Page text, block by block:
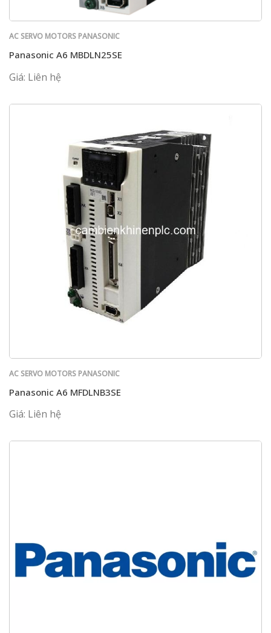
AC SERVO MOTORS PANASONIC
Panasonic A6 MBDLN25SE
Giá: Liên hệ
AC SERVO MOTORS PANASONIC
Panasonic A6 MFDLNB3SE
Giá: Liên hệ